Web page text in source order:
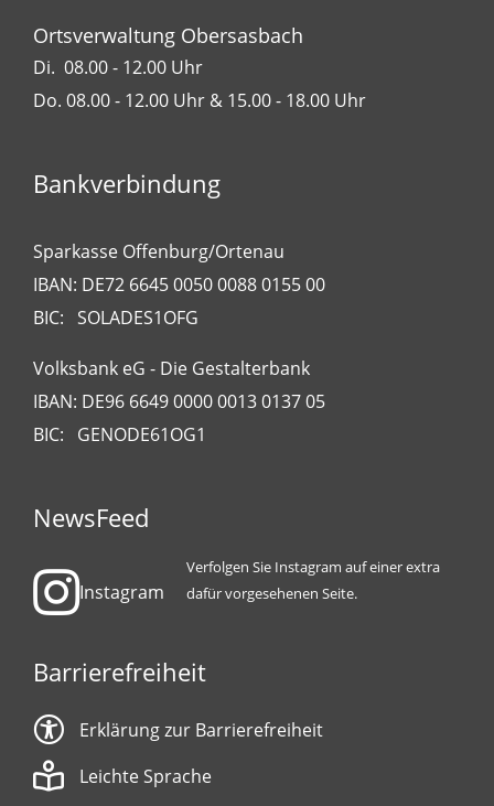
Ortsverwaltung Obersasbach
Di. 08.00 - 12.00 Uhr
Do. 08.00 - 12.00 Uhr & 15.00 - 18.00 Uhr
Bankverbindung
Sparkasse Offenburg/Ortenau
IBAN: DE72 6645 0050 0088 0155 00
BIC: SOLADES1OFG
Volksbank eG - Die Gestalterbank
IBAN: DE96 6649 0000 0013 0137 05
BIC: GENODE61OG1
NewsFeed
Instagram
Verfolgen Sie Instagram auf einer extra
dafür vorgesehenen Seite.
Barrierefreiheit
Erklärung zur Barrierefreiheit
Leichte Sprache